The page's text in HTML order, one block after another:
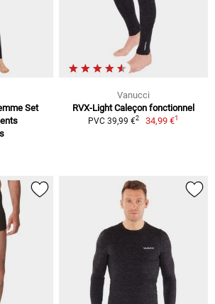
Set
Vanucci
RVX-Light Caleçon fonctionnel
PVC 39,99 €2 34,99 €1